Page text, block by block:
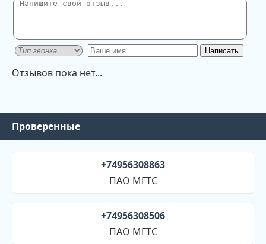
Отзывов пока нет...
Проверенные
+74956308863
ПАО МГТС
+74956308506
ПАО МГТС